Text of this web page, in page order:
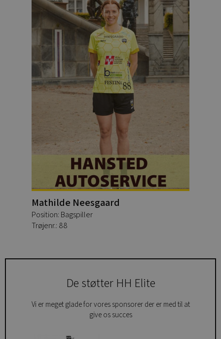
Mathilde Neesgaard
Position: Bagspiller
Trøjenr.: 88
De støtter HH Elite
Vi er meget glade for vores sponsorer der er med til at
give os succes